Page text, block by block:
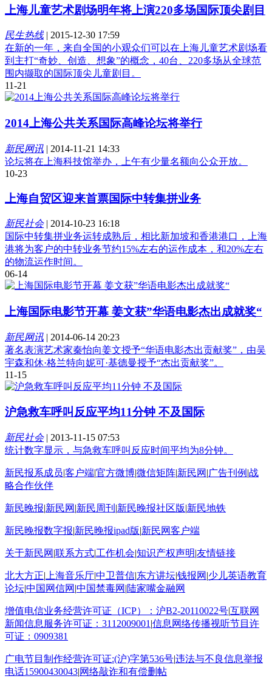
上海儿童艺术剧场明年将上演220多场国际顶尖剧目
民生热线| 2015-12-30 17:59
在新的一年，来自全国的小观众们可以在上海儿童艺术剧场看
到主打“奇妙、创造、想象”的概念，40台、220多场从全球范
围内撷取的国际顶尖儿童剧目。
11-21
2014上海公共关系国际高峰论坛将举行
新民网讯 | 2014-11-21 14:33
论坛将在上海科技馆举办，上午有少量名额向公众开放。
10-23
上海自贸区迎来首票国际中转集拼业务
新民社会| 2014-10-23 16:18
国际中转集拼业务运转成熟后，相比新加坡和香港港口，上海
港将为客户的中转业务节约15%左右的运作成本，和20%左右
的物流运作时间。
06-14
上海国际电影节开幕 姜文获”华语电影杰出成就奖“
新民网讯 | 2014-06-14 20:23
著名表演艺术家秦怡向姜文授予“华语电影杰出贡献奖”，由吴
宇森和休·格兰特向妮可·基德曼授予“杰出贡献奖”。
11-15
沪急救车呼叫反应平均11分钟 不及国际
新民社会| 2013-11-15 07:53
统计数字显示，与急救车呼叫反应时间平均为8分钟。
新民报系成员|客户端|官方微博|微信矩阵|新民网 |广告刊例 |战
略合作伙伴
新民晚报|新民网 |新民周刊 |新民晚报社区版|新民地铁
新民晚报数字报|新民晚报ipad版|新民网客户端
关于新民网 |联系方式|工作机会|知识产权声明|友情链接
北大方正| 上海音乐厅|中卫普信|东方讲坛|钱报网 |少儿英语教育
论坛|中国网信网 |中国禁毒网 |陆家嘴金融网
增值电信业务经营许可证（ICP）：沪B2-20110022号|互联网
新闻信息服务许可证：3112009001 |信息网络传播视听节目许
可证：0909381
广电节目制作经营许可证:(沪)字第536号|违法与不良信息举报
电话15900430043|网络敲诈和有偿删帖